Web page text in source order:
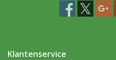
Klantenservice